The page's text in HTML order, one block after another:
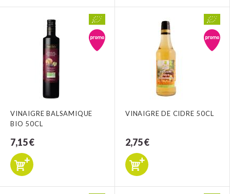
VINAIGRE BALSAMIQUE
BIO 50CL
7,15 €
VINAIGRE DE CIDRE 50CL
2,75 €